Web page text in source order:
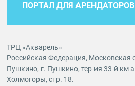
ПОРТАЛ ДЛЯ АРЕНДАТОРОВ
ТРЦ «Акварель»
Российская Федерация, Московская
Пушкино, г. Пушкино, тер-ия 33-й км
Холмогоры, стр. 18.